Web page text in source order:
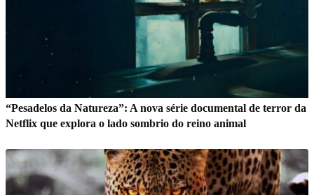
“Pesadelos da Natureza”: A nova série documental de terror da
Netflix que explora o lado sombrio do reino animal